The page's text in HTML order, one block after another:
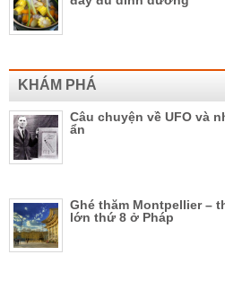
KHÁM PHÁ
Câu chuyện về UFO và
ẩn
Ghé thăm Montpellier –
lớn thứ 8 ở Pháp